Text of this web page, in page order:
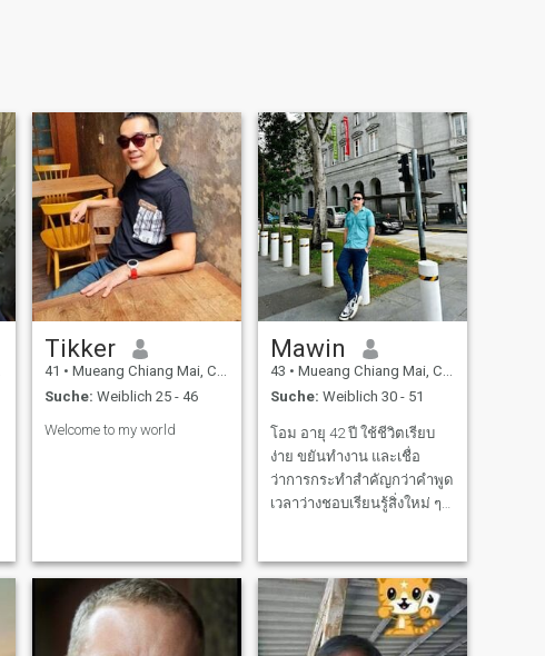
Tikker
41 • Mueang Chiang Mai, Chiang Mai, Thailand
Suche: Weiblich 25 - 46
Welcome to my world
Mawin
43 • Mueang Chiang Mai, Chiang Mai, Thailand
Suche: Weiblich 30 - 51
โอม อายุ 42 ปี ใช้ชีวิตเรียบ
ง่าย ขยันทำงาน และเชื่อ
ว่าการกระทำสำคัญกว่าคำพูด
เวลาว่างชอบเรียนรู้สิ่งใหม่ ๆ
หลายทางช่วยสร้างความ
มั่นคงให้อนาคต กำลังมองหา
คนที่จริงใจ คุยกันด้ว